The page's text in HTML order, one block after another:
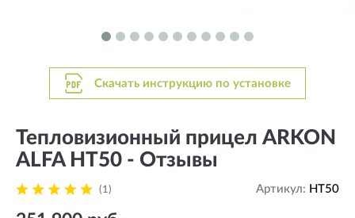
Скачать инструкцию по установке
Тепловизионный прицел ARKON
ALFA HT50 - Отзывы
(1) Артикул: HT50